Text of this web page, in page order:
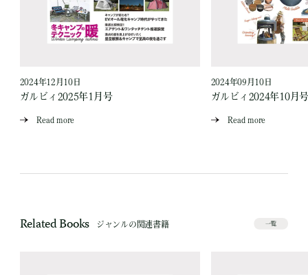
2024年12月10日
ガルビィ2025年1月号
Read more
2024年09月10日
ガルビィ2024年10月
Read more
Related Books ジャンルの関連書籍 一覧